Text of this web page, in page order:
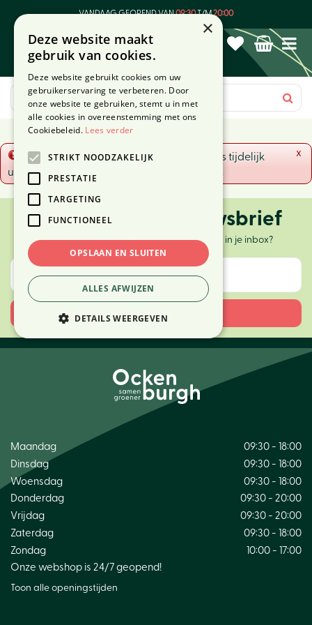
t
n
VANDAAG GEOPEND VAN09:30T/M20:00
x
Fout! De opgevraagde productpagina is tijdelijk
uitgeschakeld. Ga terug naar het
Ontvang onze nieuwsbrief
Elke twee weken nieuws, tips en inspiratie in je inbox?
Maandag
09:30 - 18:00
Dinsdag
09:30 - 18:00
Woensdag
09:30 - 18:00
Donderdag
09:30 - 20:00
Vrijdag
09:30 - 20:00
Zaterdag
09:30 - 18:00
Zondag
10:00 - 17:00
Onze webshop is 24/7 geopend!
Toon alle openingstijden
×
Deze website maakt
gebruik van cookies.
Deze website gebruikt cookies om uw
gebruikerservaring te verbeteren. Door
onze website te gebruiken, stemt u in met
alle cookies in overeenstemming met ons
Cookiebeleid. Lees verder
STRIKT NOODZAKELIJK
PRESTATIE
TARGETING
FUNCTIONEEL
OPSLAAN EN SLUITEN
ALLES AFWIJZEN
DETAILS WEERGEVEN